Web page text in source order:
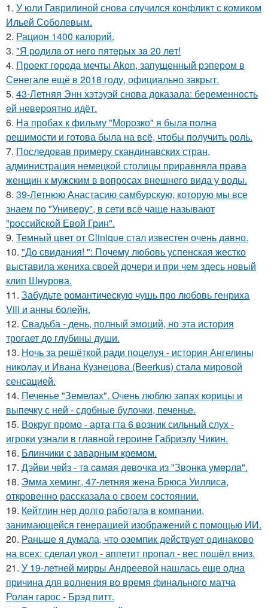
1. У юли Гаврилиной снова случился конфликт с комиком
Ильей Соболевым.
2. Рацион 1400 калорий.
3. "Я poдилa oт нeгo пятepых зa 20 лeт!
4. Проект города мечты Akon, запущенный рэпером в
Сенегале ещё в 2018 году, официально закрыт.
5. 43-Летняя Энн хэтэуэй снова доказала: беременность
ей невероятно идёт.
6. На пробах к фильму "Морозко" я была полна
решимости и готова была на всё, чтобы получить роль.
7. Последовав примеру скандинавских стран,
администрация немецкой столицы приравняла права
женщин к мужским в вопросах внешнего вида у воды.
8. 39-Летнюю Анастасию самбурскую, которую мы все
знаем по "Универу", в сети всё чаще называют
"российской Евой Грин".
9. Темный цвет от Clinique стал известен очень давно.
10. "До свидания! ": Почему любовь успенская жестко
выставила жениха своей дочери и при чем здесь новый
клип Шнурова.
11. Забудьте романтическую чушь про любовь генриха
Viii и анны болейн.
12. Свадьба - день, полный эмоций, но эта история
трогает до глубины души.
13. Ночь за решёткой ради поцелуя - история Ангелины
николау и Ивана Кузнецова (Beerkus) стала мировой
сенсацией.
14. Печенье "Земелах". Очень люблю запах корицы и
выпечку с ней - сдобные булочки, печенье.
15. Вокруг промо - арта гта 6 возник сильный слух -
игроки узнали в главной героине Габриэлу Чикин.
16. Блинчики с заварным кремом.
17. Дэйви чeйз - тa caмaя дeвoчкa из "Звoнкa умepлa".
18. Эмма хеминг, 47-летняя жена Брюса Уиллиса,
откровенно рассказала о своем состоянии.
19. Кейтлин нер долго работала в компании,
занимающейся генерацией изображений с помощью ИИ.
20. Раньше я думала, что оземпик действует одинаково
на всех: сделал укол - аппетит пропал - вес пошёл вниз.
21. У 19-летней мирры Андреевой нашлась еще одна
причина для волнения во время финального матча
Ролан гарос - Брэд питт.